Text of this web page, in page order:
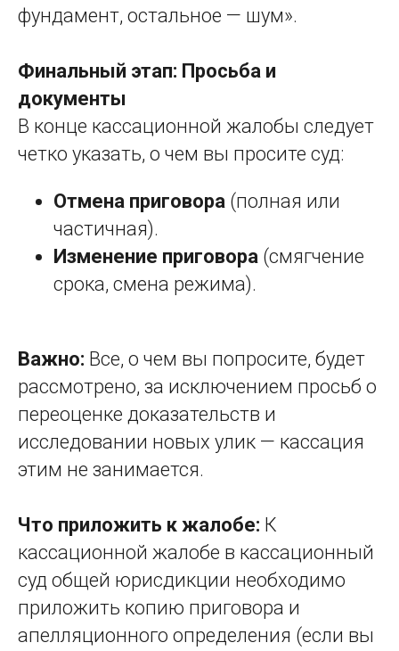
фундамент, остальное — шум».
Финальный этап: Просьба и
документы
В конце кассационной жалобы следует
четко указать, о чем вы просите суд:
Отмена приговора (полная или
частичная).
Изменение приговора (смягчение
срока, смена режима).
Важно: Все, о чем вы попросите, будет
рассмотрено, за исключением просьб о
переоценке доказательств и
исследовании новых улик — кассация
этим не занимается.
Что приложить к жалобе: К
кассационной жалобе в кассационный
суд общей юрисдикции необходимо
приложить копию приговора и
апелляционного определения (если вы